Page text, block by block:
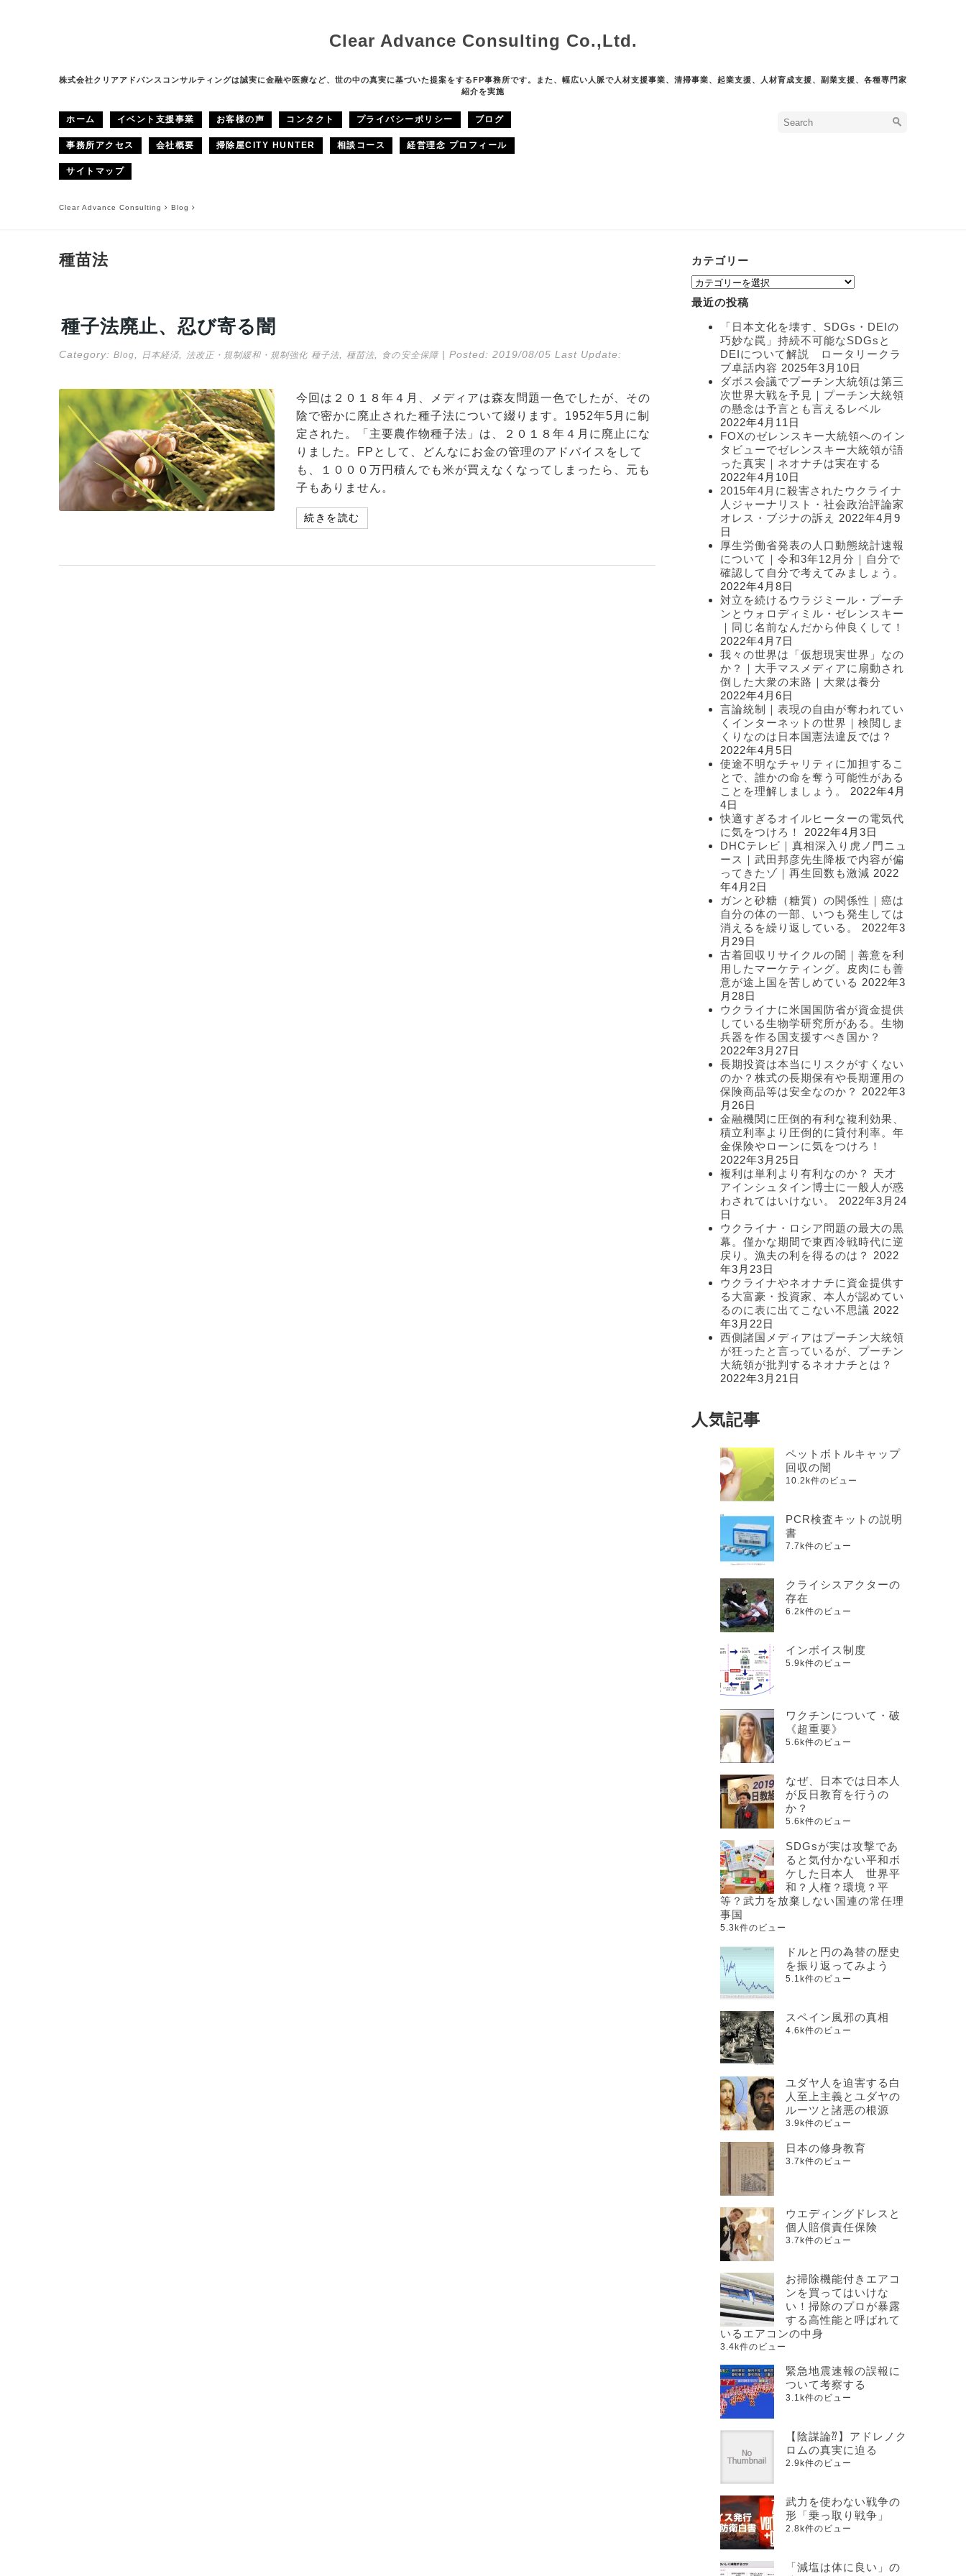
Clear Advance Consulting Co.,Ltd.
株式会社クリアアドバンスコンサルティングは誠実に金融や医療など、世の中の真実に基づいた提案をするFP事務所です。また、幅広い人脈で人材支援事業、清掃事業、起業支援、人材育成支援、副業支援、各種専門家
紹介を実施
ホーム イベント支援事業 お客様の声 コンタクト プライバシーポリシー ブログ
事務所アクセス 会社概要 掃除屋CITY HUNTER 相談コース 経営理念 プロフィール
サイトマップ
Clear Advance Consulting Blog
種苗法
種子法廃止、忍び寄る闇
Category: Blog 日本経済 法改正・規制緩和・規制強化 種子法 種苗法 食の安全保障| Posted: 2019/08/05 Last Update:
今回は２０１８年４月、メディアは森友問題一色でしたが、その
陰で密かに廃止された種子法について綴ります。1952年5月に制
定された。「主要農作物種子法」は、２０１８年４月に廃止にな
りました。FPとして、どんなにお金の管理のアドバイスをして
も、１０００万円積んでも米が買えなくなってしまったら、元も
子もありません。
続きを読む
カテゴリー
カ
テ
ゴ
最近の投稿
「日本文化を壊す、SDGs・DEIの
巧妙な罠」持続不可能なSDGsと
DEIについて解説 ロータリークラ
ブ卓話内容 2025年3月10日
ダボス会議でプーチン大統領は第三
次世界大戦を予見｜プーチン大統領
の懸念は予言とも言えるレベル
2022年4月11日
FOXのゼレンスキー大統領へのイン
タビューでゼレンスキー大統領が語
った真実｜ネオナチは実在する
2022年4月10日
2015年4月に殺害されたウクライナ
人ジャーナリスト・社会政治評論家
オレス・ブジナの訴え
2022年4月9
日
厚生労働省発表の人口動態統計速報
について｜令和3年12月分｜自分で
確認して自分で考えてみましょう。
2022年4月8日
対立を続けるウラジミール・プーチ
ンとウォロディミル・ゼレンスキー
｜同じ名前なんだから仲良くして！
2022年4月7日
我々の世界は「仮想現実世界」なの
か？｜大手マスメディアに扇動され
倒した大衆の末路｜大衆は養分
2022年4月6日
言論統制｜表現の自由が奪われてい
くインターネットの世界｜検閲しま
くりなのは日本国憲法違反では？
2022年4月5日
使途不明なチャリティに加担するこ
とで、誰かの命を奪う可能性がある
ことを理解しましょう。
2022年4月
4日
快適すぎるオイルヒーターの電気代
に気をつけろ！
2022年4月3日
DHCテレビ｜真相深入り虎ノ門ニュ
ース｜武田邦彦先生降板で内容が偏
ってきたゾ｜再生回数も激減 2022
年4月2日
ガンと砂糖（糖質）の関係性｜癌は
自分の体の一部、いつも発生しては
消えるを繰り返している。
2022年3
月29日
古着回収リサイクルの闇｜善意を利
用したマーケティング。皮肉にも善
意が途上国を苦しめている 2022年3
月28日
ウクライナに米国国防省が資金提供
している生物学研究所がある。生物
兵器を作る国支援すべき国か？
2022年3月27日
長期投資は本当にリスクがすくない
のか？株式の長期保有や長期運用の
保険商品等は安全なのか？
2022年3
月26日
金融機関に圧倒的有利な複利効果、
積立利率より圧倒的に貸付利率。年
金保険やローンに気をつけろ！
2022年3月25日
複利は単利より有利なのか？ 天才
アインシュタイン博士に一般人が惑
わされてはいけない。
2022年3月24
日
ウクライナ・ロシア問題の最大の黒
幕。僅かな期間で東西冷戦時代に逆
戻り。漁夫の利を得るのは？
2022
年3月23日
ウクライナやネオナチに資金提供す
る大富豪・投資家、本人が認めてい
るのに表に出てこない不思議 2022
年3月22日
西側諸国メディアはプーチン大統領
が狂ったと言っているが、プーチン
大統領が批判するネオナチとは？
2022年3月21日
人気記事
ペットボトルキャップ
回収の闇
10.2k件のビュー
PCR検査キットの説明
書
7.7k件のビュー
クライシスアクターの
存在
6.2k件のビュー
インボイス制度
5.9k件のビュー
ワクチンについて・破
《超重要》
5.6k件のビュー
なぜ、日本では日本人
が反日教育を行うの
か？
5.6k件のビュー
SDGsが実は攻撃であ
ると気付かない平和ボ
ケした日本人 世界平
和？人権？環境？平
等？武力を放棄しない国連の常任理
事国
5.3k件のビュー
ドルと円の為替の歴史
を振り返ってみよう
5.1k件のビュー
スペイン風邪の真相
4.6k件のビュー
ユダヤ人を迫害する白
人至上主義とユダヤの
ルーツと諸悪の根源
3.9k件のビュー
日本の修身教育
3.7k件のビュー
ウエディングドレスと
個人賠償責任保険
3.7k件のビュー
お掃除機能付きエアコ
ンを買ってはいけな
い！掃除のプロが暴露
する高性能と呼ばれて
いるエアコンの中身
3.4k件のビュー
緊急地震速報の誤報に
ついて考察する
3.1k件のビュー
【陰謀論⁇】アドレノク
ロムの真実に迫る
2.9k件のビュー
武力を使わない戦争の
形「乗っ取り戦争」
2.8k件のビュー
「減塩は体に良い」の